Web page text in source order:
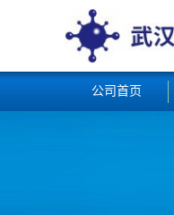
公司首页